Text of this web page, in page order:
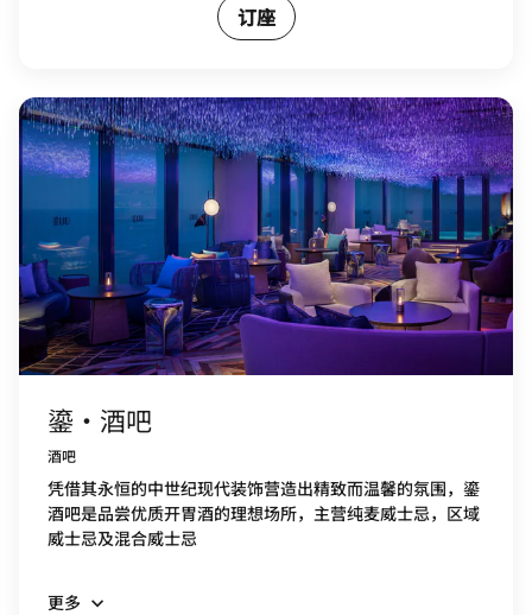
订座
鎏·酒吧
酒吧
凭借其永恒的中世纪现代装饰营造出精致而温馨的氛围，鎏
酒吧是品尝优质开胃酒的理想场所，主营纯麦威士忌，区域
威士忌及混合威士忌
更多